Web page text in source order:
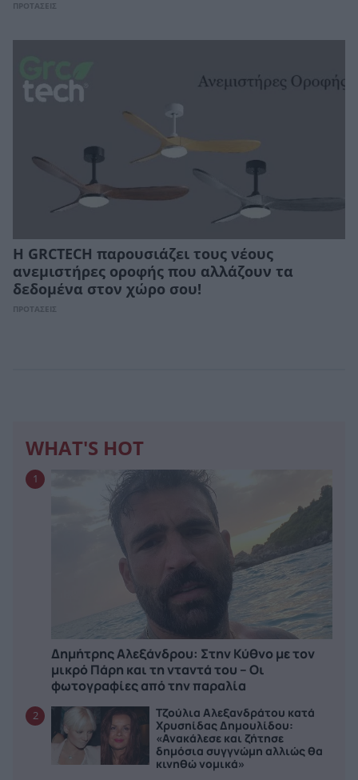
ΠΡΟΤΑΣΕΙΣ
Η GRCTECH παρουσιάζει τους νέους
ανεμιστήρες οροφής που αλλάζουν τα
δεδομένα στον χώρο σου!
ΠΡΟΤΑΣΕΙΣ
WHAT'S HOT
1
Δημήτρης Αλεξάνδρου: Στην Κύθνο με τον
μικρό Πάρη και τη νταντά του – Οι
φωτογραφίες από την παραλία
2
Τζούλια Αλεξανδράτου κατά
Χρυσηίδας Δημουλίδου:
«Ανακάλεσε και ζήτησε
δημόσια συγγνώμη αλλιώς θα
κινηθώ νομικά»